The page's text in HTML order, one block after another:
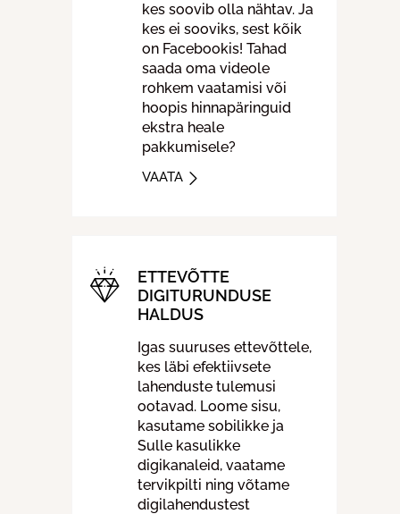
kes soovib olla nähtav. Ja
kes ei sooviks, sest kõik
on Facebookis! Tahad
saada oma videole
rohkem vaatamisi või
hoopis hinnapäringuid
ekstra heale
pakkumisele?
VAATA
ETTEVÕTTE
DIGITURUNDUSE
HALDUS
Igas suuruses ettevõttele,
kes läbi efektiivsete
lahenduste tulemusi
ootavad. Loome sisu,
kasutame sobilikke ja
Sulle kasulikke
digikanaleid, vaatame
tervikpilti ning võtame
digilahendustest